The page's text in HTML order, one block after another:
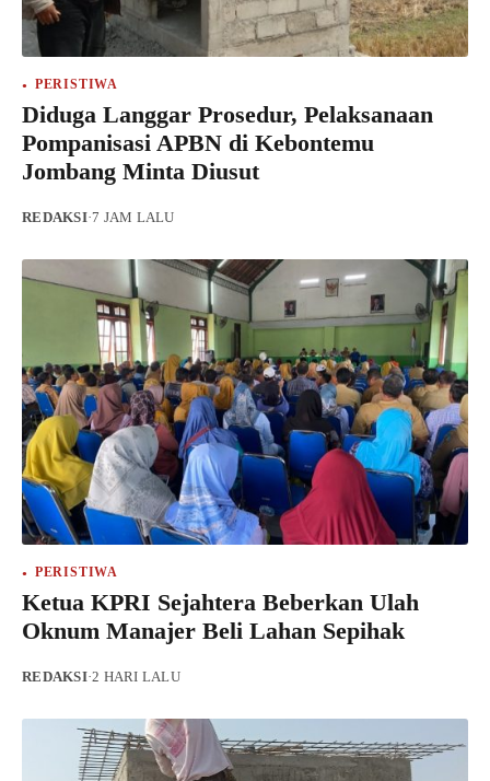
PERISTIWA
Diduga Langgar Prosedur, Pelaksanaan
Pompanisasi APBN di Kebontemu
Jombang Minta Diusut
REDAKSI·7 JAM LALU
PERISTIWA
Ketua KPRI Sejahtera Beberkan Ulah
Oknum Manajer Beli Lahan Sepihak
REDAKSI·2 HARI LALU